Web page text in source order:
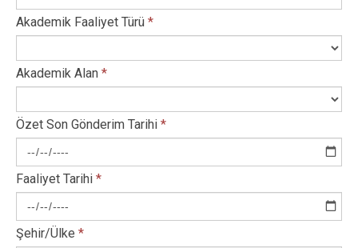
Akademik Faaliyet Türü *
Akademik Alan *
Özet Son Gönderim Tarihi *
Faaliyet Tarihi *
Şehir/Ülke *